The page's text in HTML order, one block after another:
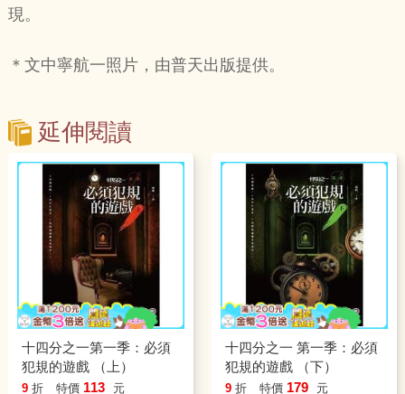
現。
＊文中寧航一照片，由普天出版提供。
延伸閱讀
十四分之一第一季：必須
犯規的遊戲 （上）
9 折 特價 113 元
十四分之一 第一季：必須
犯規的遊戲 （下）
9 折 特價 179 元